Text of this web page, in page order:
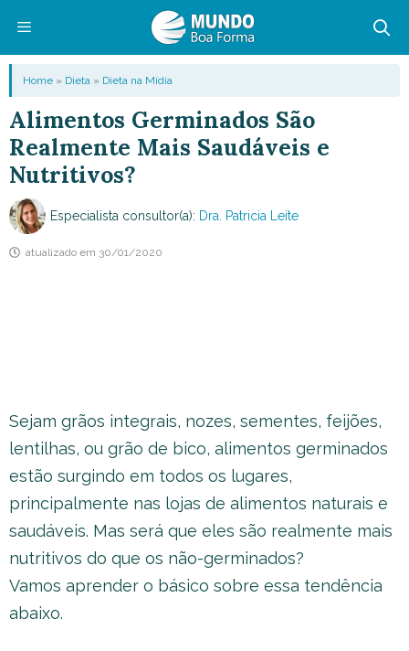
conteúdo
Menu
Home » Dieta » Dieta na Mídia
Alimentos Germinados São
Realmente Mais Saudáveis e
Nutritivos?
Especialista consultor(a): Dra. Patricia Leite
atualizado em 30/01/2020
Sejam grãos integrais, nozes, sementes, feijões,
lentilhas, ou grão de bico, alimentos germinados
estão surgindo em todos os lugares,
principalmente nas lojas de alimentos naturais e
saudáveis. Mas será que eles são realmente mais
nutritivos do que os não-germinados?
Vamos aprender o básico sobre essa tendência
abaixo.